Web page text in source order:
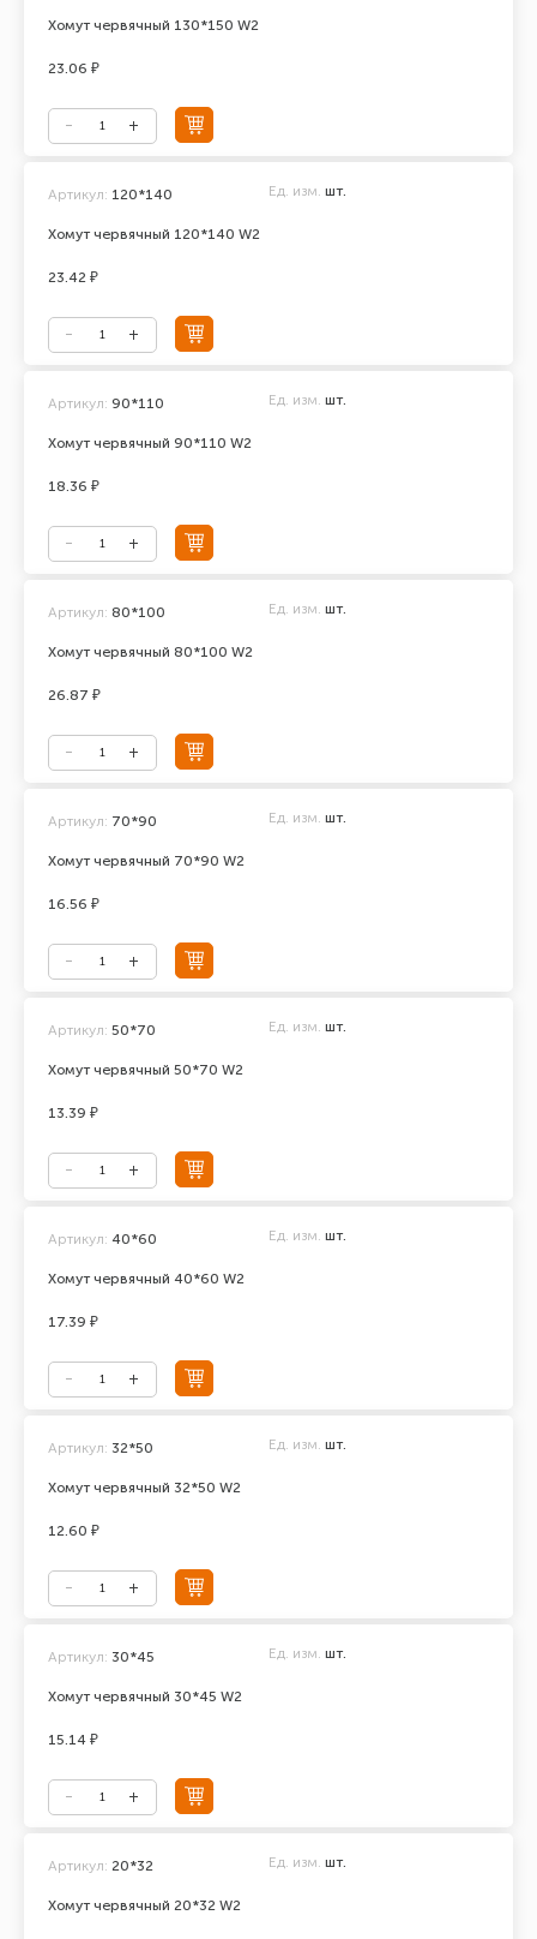
Хомут червячный 130*150 W2
23.06 ₽
Хомут червячный 120*140 W2
Артикул: 120*140 Ед. изм. шт.
23.42 ₽
Хомут червячный 90*110 W2
Артикул: 90*110 Ед. изм. шт.
18.36 ₽
Хомут червячный 80*100 W2
Артикул: 80*100 Ед. изм. шт.
26.87 ₽
Хомут червячный 70*90 W2
Артикул: 70*90 Ед. изм. шт.
16.56 ₽
Хомут червячный 50*70 W2
Артикул: 50*70 Ед. изм. шт.
13.39 ₽
Хомут червячный 40*60 W2
Артикул: 40*60 Ед. изм. шт.
17.39 ₽
Хомут червячный 32*50 W2
Артикул: 32*50 Ед. изм. шт.
12.60 ₽
Хомут червячный 30*45 W2
Артикул: 30*45 Ед. изм. шт.
15.14 ₽
Хомут червячный 20*32 W2
Артикул: 20*32 Ед. изм. шт.